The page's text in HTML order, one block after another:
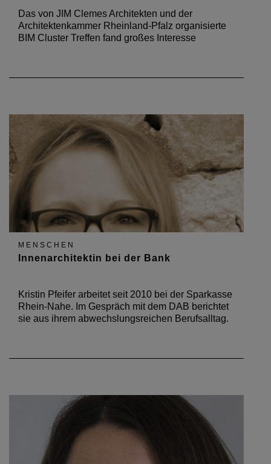
Das von JIM Clemes Architekten und der
Architektenkammer Rheinland-Pfalz organisierte
BIM Cluster Treffen fand großes Interesse
MENSCHEN
Innenarchitektin bei der Bank
Kristin Pfeifer arbeitet seit 2010 bei der Sparkasse
Rhein-Nahe. Im Gespräch mit dem DAB berichtet
sie aus ihrem abwechslungsreichen Berufsalltag.